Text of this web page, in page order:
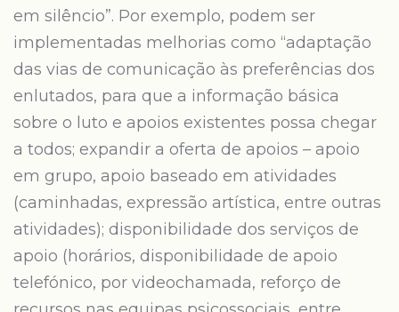
em silêncio”. Por exemplo, podem ser
implementadas melhorias como “adaptação
das vias de comunicação às preferências dos
enlutados, para que a informação básica
sobre o luto e apoios existentes possa chegar
a todos; expandir a oferta de apoios – apoio
em grupo, apoio baseado em atividades
(caminhadas, expressão artística, entre outras
atividades); disponibilidade dos serviços de
apoio (horários, disponibilidade de apoio
telefónico, por videochamada, reforço de